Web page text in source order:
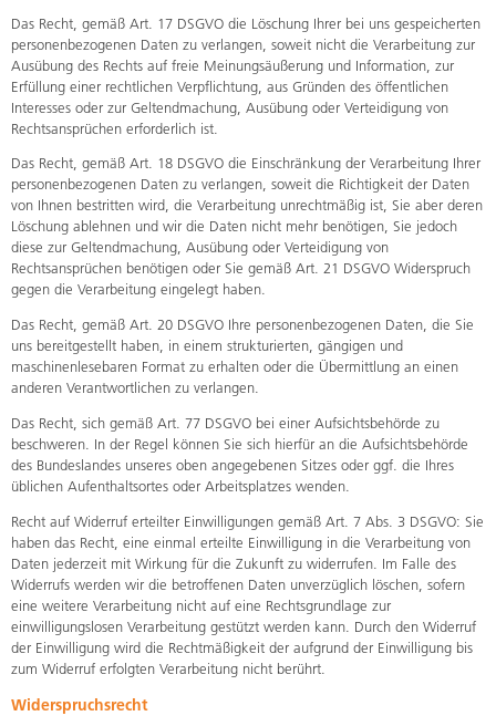
Das Recht, gemäß Art. 17 DSGVO die Löschung Ihrer bei uns gespeicherten
personenbezogenen Daten zu verlangen, soweit nicht die Verarbeitung zur
Ausübung des Rechts auf freie Meinungsäußerung und Information, zur
Erfüllung einer rechtlichen Verpflichtung, aus Gründen des öffentlichen
Interesses oder zur Geltendmachung, Ausübung oder Verteidigung von
Rechtsansprüchen erforderlich ist.
Das Recht, gemäß Art. 18 DSGVO die Einschränkung der Verarbeitung Ihrer
personenbezogenen Daten zu verlangen, soweit die Richtigkeit der Daten
von Ihnen bestritten wird, die Verarbeitung unrechtmäßig ist, Sie aber deren
Löschung ablehnen und wir die Daten nicht mehr benötigen, Sie jedoch
diese zur Geltendmachung, Ausübung oder Verteidigung von
Rechtsansprüchen benötigen oder Sie gemäß Art. 21 DSGVO Widerspruch
gegen die Verarbeitung eingelegt haben.
Das Recht, gemäß Art. 20 DSGVO Ihre personenbezogenen Daten, die Sie
uns bereitgestellt haben, in einem strukturierten, gängigen und
maschinenlesebaren Format zu erhalten oder die Übermittlung an einen
anderen Verantwortlichen zu verlangen.
Das Recht, sich gemäß Art. 77 DSGVO bei einer Aufsichtsbehörde zu
beschweren. In der Regel können Sie sich hierfür an die Aufsichtsbehörde
des Bundeslandes unseres oben angegebenen Sitzes oder ggf. die Ihres
üblichen Aufenthaltsortes oder Arbeitsplatzes wenden.
Recht auf Widerruf erteilter Einwilligungen gemäß Art. 7 Abs. 3 DSGVO: Sie
haben das Recht, eine einmal erteilte Einwilligung in die Verarbeitung von
Daten jederzeit mit Wirkung für die Zukunft zu widerrufen. Im Falle des
Widerrufs werden wir die betroffenen Daten unverzüglich löschen, sofern
eine weitere Verarbeitung nicht auf eine Rechtsgrundlage zur
einwilligungslosen Verarbeitung gestützt werden kann. Durch den Widerruf
der Einwilligung wird die Rechtmäßigkeit der aufgrund der Einwilligung bis
zum Widerruf erfolgten Verarbeitung nicht berührt.
Widerspruchsrecht